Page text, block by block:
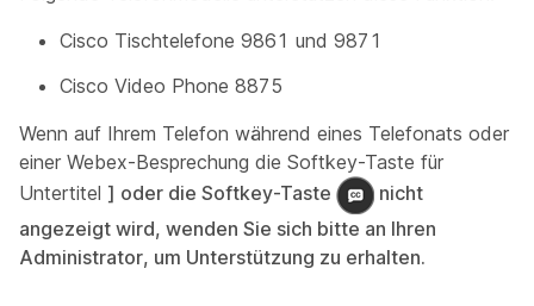
Cisco Tischtelefone 9861 und 9871
Cisco Video Phone 8875
Wenn auf Ihrem Telefon während eines Telefonats oder
einer Webex-Besprechung die Softkey-Taste für
Untertitel ] oder die Softkey-Taste
nicht
angezeigt wird, wenden Sie sich bitte an Ihren
Administrator, um Unterstützung zu erhalten.